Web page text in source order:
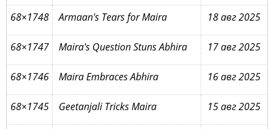
68×1748 Armaan's Tears for Maira 18 авг 2025
68×1747 Maira's Question Stuns Abhira 17 авг 2025
68×1746 Maira Embraces Abhira 16 авг 2025
68×1745 Geetanjali Tricks Maira 15 авг 2025